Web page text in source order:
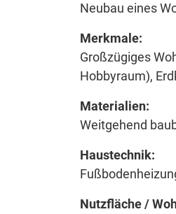
Neubau eines
Merkmale:
Großzügiges
Hobbyraum),
Materialien:
Weitgehend
Haustechnik:
Nutzfläche /